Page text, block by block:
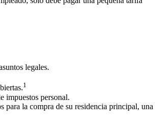
legales.
1
impuestos personal.
para la compra de su residencia principal, una